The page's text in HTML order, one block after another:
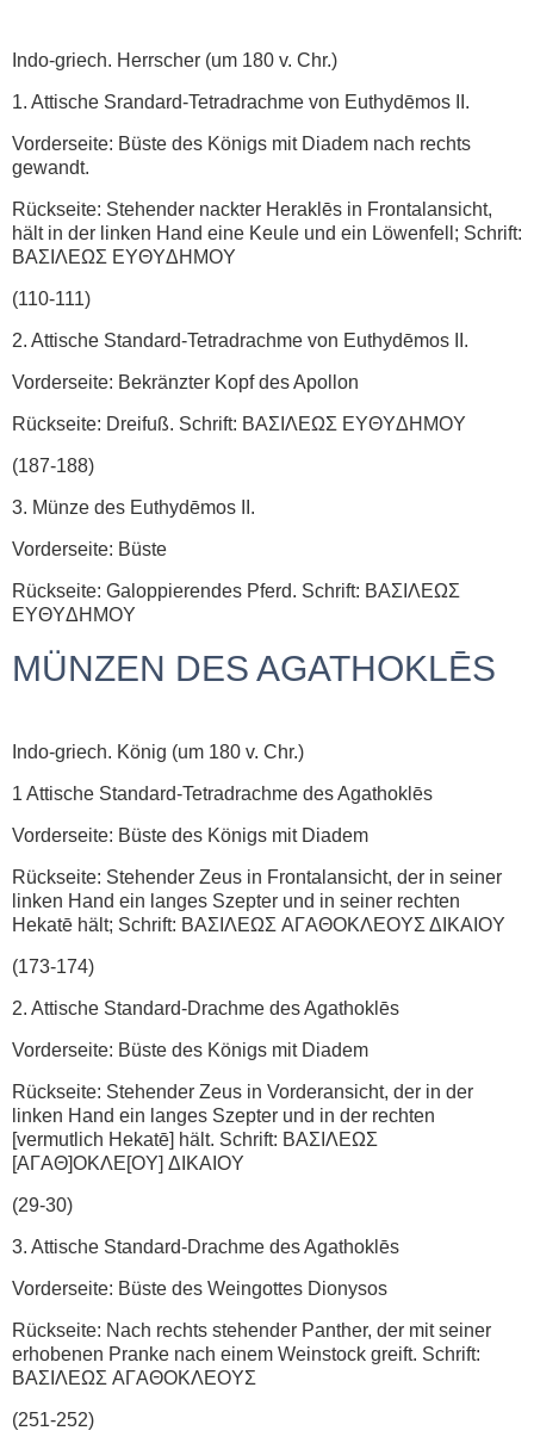
Indo-griech. Herrscher (um 180 v. Chr.)
1. Attische Srandard-Tetradrachme von Euthydēmos II.
Vorderseite: Büste des Königs mit Diadem nach rechts
gewandt.
Rückseite: Stehender nackter Heraklēs in Frontalansicht,
hält in der linken Hand eine Keule und ein Löwenfell; Schrift:
ΒΑΣΙΛΕΩΣ EYΘYΔHMOY
(110-111)
2. Attische Standard-Tetradrachme von Euthydēmos II.
Vorderseite: Bekränzter Kopf des Apollon
Rückseite: Dreifuß. Schrift: BAΣΙΛΕΩΣ EYΘYΔHMOY
(187-188)
3. Münze des Euthydēmos II.
Vorderseite: Büste
Rückseite: Galoppierendes Pferd. Schrift: ΒΑΣΙΛΕΩΣ
EYΘYΔHMOY
MÜNZEN DES AGATHOKLĒS
Indo-griech. König (um 180 v. Chr.)
1 Attische Standard-Tetradrachme des Agathoklēs
Vorderseite: Büste des Königs mit Diadem
Rückseite: Stehender Zeus in Frontalansicht, der in seiner
linken Hand ein langes Szepter und in seiner rechten
Hekatē hält; Schrift: BAΣIΛEΩΣ AΓAΘOKΛEOYΣ ΔIKAIOY
(173-174)
2. Attische Standard-Drachme des Agathoklēs
Vorderseite: Büste des Königs mit Diadem
Rückseite: Stehender Zeus in Vorderansicht, der in der
linken Hand ein langes Szepter und in der rechten
[vermutlich Hekatē] hält. Schrift: ΒΑΣΙΛΕΩΣ
[AΓAΘ]OΚΛE[OY] ΔΙΚAIOY
(29-30)
3. Attische Standard-Drachme des Agathoklēs
Vorderseite: Büste des Weingottes Dionysos
Rückseite: Nach rechts stehender Panther, der mit seiner
erhobenen Pranke nach einem Weinstock greift. Schrift:
ΒΑΣΙΛΕΩΣ AΓAΘOKΛEOYΣ
(251-252)